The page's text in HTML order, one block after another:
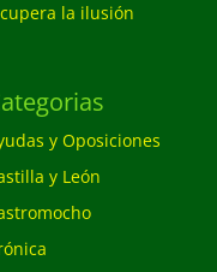
la ilusión
y Oposiciones
y León